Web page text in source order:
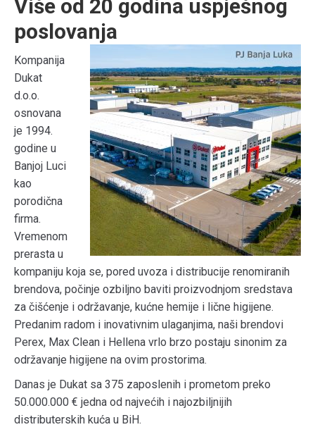
Više od 20 godina uspješnog
poslovanja
Kompanija
Dukat
d.o.o.
osnovana
je 1994.
godine u
Banjoj Luci
kao
porodična
firma.
Vremenom
prerasta u
kompaniju koja se, pored uvoza i distribucije renomiranih
brendova, počinje ozbiljno baviti proizvodnjom sredstava
za čišćenje i održavanje, kućne hemije i lične higijene.
Predanim radom i inovativnim ulaganjima, naši brendovi
Perex, Max Clean i Hellena vrlo brzo postaju sinonim za
održavanje higijene na ovim prostorima.
Danas je Dukat sa 375 zaposlenih i prometom preko
50.000.000 € jedna od najvećih i najozbiljnijih
distributerskih kuća u BiH.